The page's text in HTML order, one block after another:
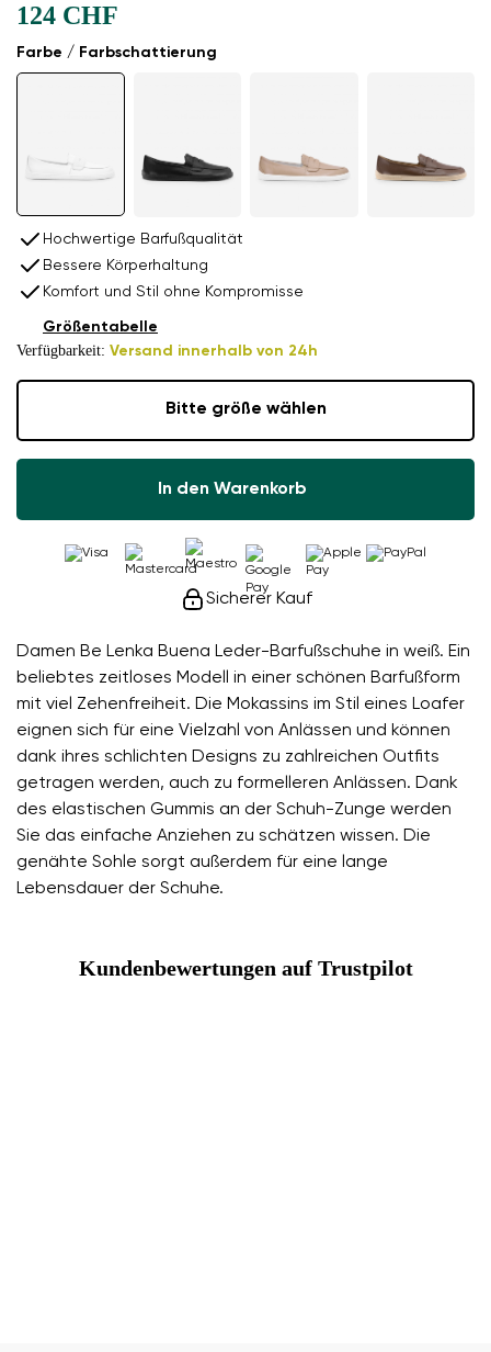
Damen Be Lenka Buena Leder-Barfußschuhe in weiß. Ein
beliebtes zeitloses Modell in einer schönen Barfußform
mit viel Zehenfreiheit. Die Mokassins im Stil eines Loafer
eignen sich für eine Vielzahl von Anlässen und können
dank ihres schlichten Designs zu zahlreichen Outfits
getragen werden, auch zu formelleren Anlässen. Dank
des elastischen Gummis an der Schuh-Zunge werden
Sie das einfache Anziehen zu schätzen wissen. Die
genähte Sohle sorgt außerdem für eine lange
Lebensdauer der Schuhe.
Farbe / Farbschattierung
124 CHF
Hochwertige Barfußqualität
Bessere Körperhaltung
Komfort und Stil ohne Kompromisse
Verfügbarkeit: Versand innerhalb von 24h
Größentabelle
Bitte größe wählen
In den Warenkorb
Sicherer Kauf
Kundenbewertungen auf Trustpilot